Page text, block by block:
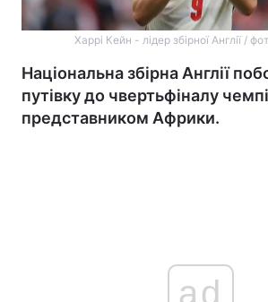
Харрі Кейн - лідер збірної Англії /
Національна збірна Англії
путівку до чвертьфіналу
представником Африки.
ad